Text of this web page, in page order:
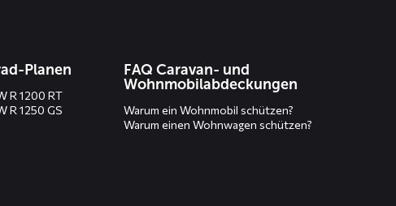
Planen
R 1200 RT
R 1250 GS
FAQ Caravan- und
Wohnmobilabdeckungen
Warum ein Wohnmobil schützen?
Warum einen Wohnwagen schützen?